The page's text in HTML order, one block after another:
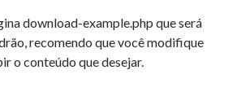
Estrutura de dados.
fazer relatórios…
Enfim, publicando informações…
download-example.php que será
recomendo que você modifique
o conteúdo que desejar.